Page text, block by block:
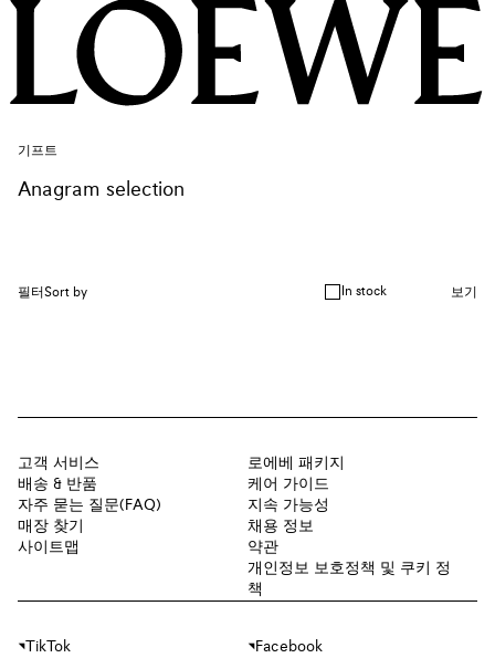
기프트
Anagram selection
필터Sort by In stock 보기
고객 서비스
배송 & 반품
자주 묻는 질문(FAQ)
매장 찾기
사이트맵
로에베 패키지
케어 가이드
지속 가능성
채용 정보
약관
개인정보 보호정책 및 쿠키 정
책
TikTok
Facebook